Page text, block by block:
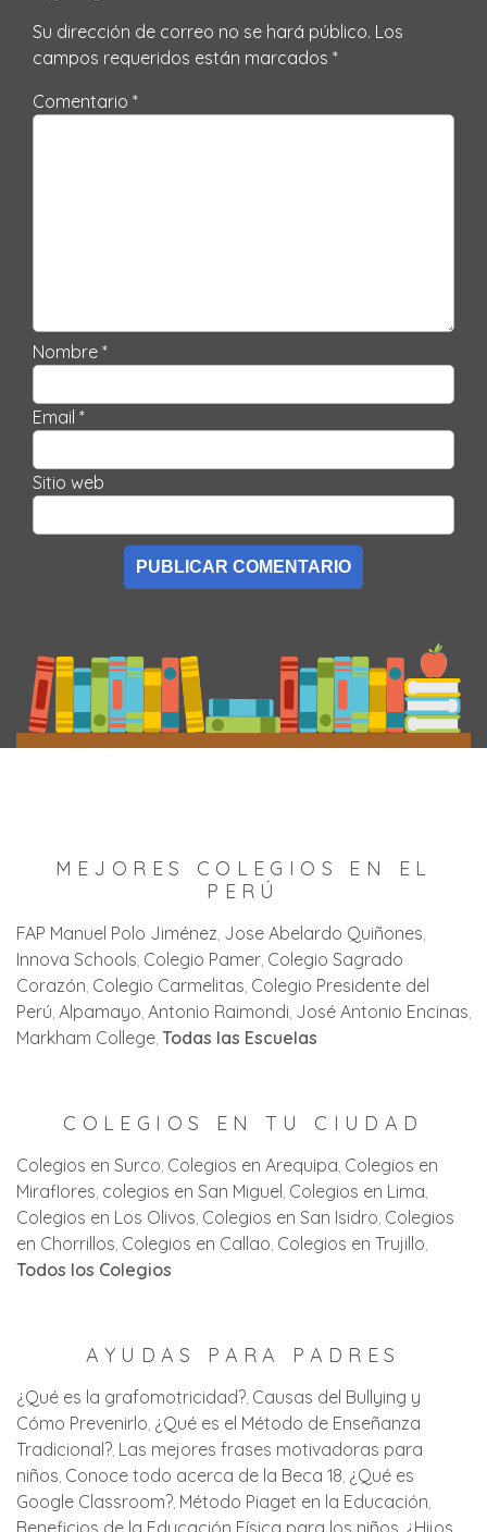
Su dirección de correo no se hará público. Los
campos requeridos están marcados *
Comentario *
Nombre *
Email *
Sitio web
MEJORES COLEGIOS EN EL
PERÚ
FAP Manuel Polo Jiménez Jose Abelardo Quiñones
Innova Schools Colegio Pamer Colegio Sagrado
Corazón Colegio Carmelitas Colegio Presidente del
Perú Alpamayo Antonio Raimondi José Antonio Encinas
Markham College Todas las Escuelas
COLEGIOS EN TU CIUDAD
Colegios en Surco Colegios en Arequipa Colegios en
Miraflores colegios en San Miguel Colegios en Lima
Colegios en Los Olivos Colegios en San Isidro Colegios
en Chorrillos Colegios en Callao Colegios en Trujillo
Todos los Colegios
AYUDAS PARA PADRES
¿Qué es la grafomotricidad? Causas del Bullying y
Cómo Prevenirlo ¿Qué es el Método de Enseñanza
Tradicional? Las mejores frases motivadoras para
niños Conoce todo acerca de la Beca 18 ¿Qué es
Google Classroom? Método Piaget en la Educación